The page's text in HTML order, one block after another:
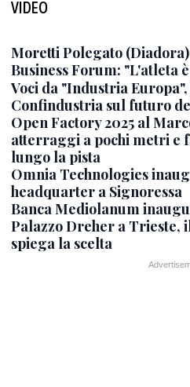
VIDEO
Moretti Polegato
Business Forum: "L'atleta
Voci da "Industria
Confindustria sul futuro
Open Factory 2025 al
atterraggi a pochi metri e
lungo la pista
Omnia Technologies
headquarter a Signoressa
Banca Mediolanum
Palazzo Dreher a Trieste,
spiega la scelta